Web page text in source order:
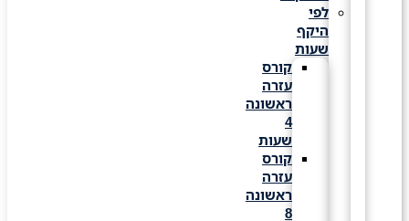
לפי
היקף
שעות
קורס
עזרה
ראשונה
שעות
קורס
עזרה
ראשונה